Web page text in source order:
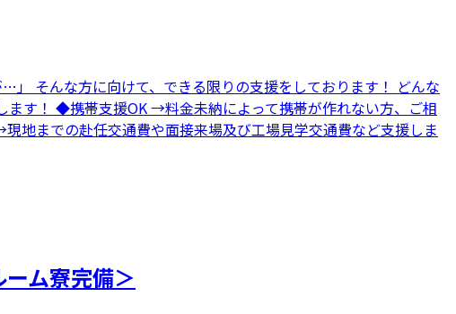
そんな方に向けて、できる限りの支援をしております！ どんな
す！ ◆携帯支援OK →料金未納によって携帯が作れない方、ご相
までの赴任交通費や面接来場及び工場見学交通費など支援しま
ム寮完備＞